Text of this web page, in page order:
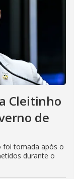
Cleitinho
de
foi tomada após o
durante o